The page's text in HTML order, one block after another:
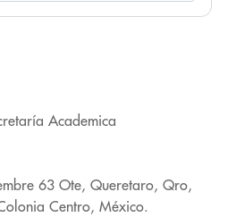
Academica
63 Ote, Queretaro, Qro,
Centro, México.